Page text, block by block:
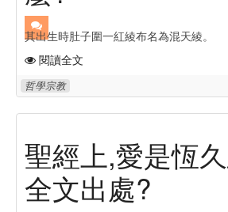
其出生時肚子圍一紅綾布名為混天綾。
閱讀全文
哲學宗教
聖經上,愛是恆
全文出處?